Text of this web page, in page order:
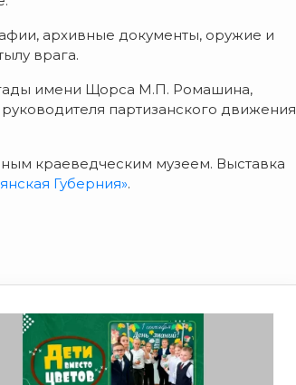
архивные документы, оружие и
врага.
имени Щорса М.П. Ромашина,
партизанского движения
краеведческим музеем. Выставка
Губерния».